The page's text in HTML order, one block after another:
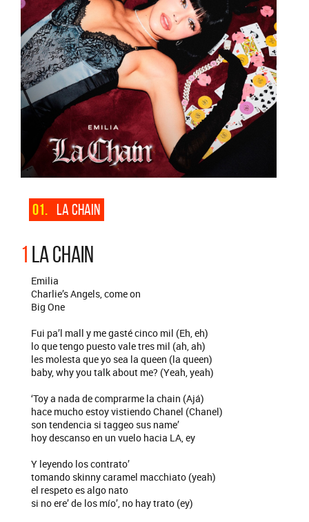
01. LA CHAIN
1 LA CHAIN
Emilia
Charlie’s Angels, come on
Big One
Fui pa’l mall y me gasté cinco mil (Eh, eh)
lo que tengo puesto vale tres mil (ah, ah)
les molesta que yo sea la queen (la queen)
baby, why you talk about me? (Yeah, yeah)
‘Toy a nada de comprarme la chain (Ajá)
hace mucho estoy vistiendo Chanel (Chanel)
son tendencia si taggeo sus name’
hoy descanso en un vuelo hacia LA, ey
Y leyendo los contrato’
tomando skinny caramel macchiato (yeah)
el respeto es algo nato
si no ere’ dе los mío’, no hay trato (ey)